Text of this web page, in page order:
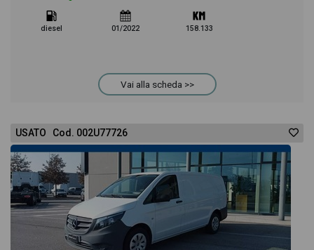
diesel 01/2022 158.133
Vai alla scheda >>
USATO Cod. 002U77726